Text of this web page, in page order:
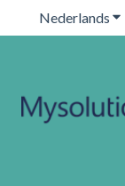
Nederlands